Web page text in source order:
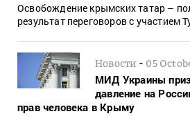
Освобождение крымских татар –
результат переговоров с участием
Новости - 05
МИД Украины
давление на
прав человека в Крыму